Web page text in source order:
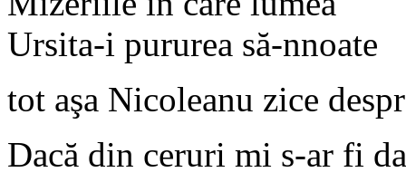
Ursita-i pururea să-nnoate
tot aşa Nicoleanu zice
Dacă din ceruri mi s-ar fi